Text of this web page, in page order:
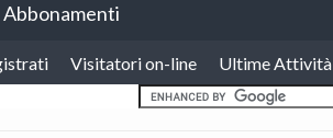
Visitatori on-line Ultime Attività
Abbonamenti